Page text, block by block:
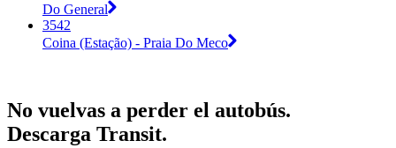
Do General
3542
Coina (Estação) - Praia Do Meco
No vuelvas a perder el autobús.
Descarga Transit.